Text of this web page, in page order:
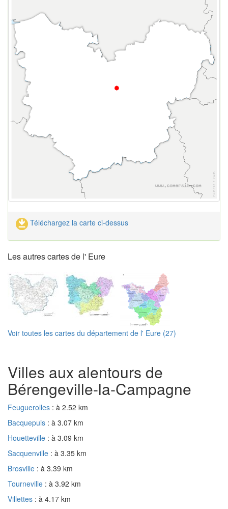
Téléchargez la carte ci-dessus
Les autres cartes de l' Eure
Voir toutes les cartes du département de l' Eure (27)
Villes aux alentours de
Bérengeville-la-Campagne
Feuguerolles : à 2.52 km
Bacquepuis : à 3.07 km
Houetteville : à 3.09 km
Sacquenville : à 3.35 km
Brosville : à 3.39 km
Tourneville : à 3.92 km
Villettes : à 4.17 km